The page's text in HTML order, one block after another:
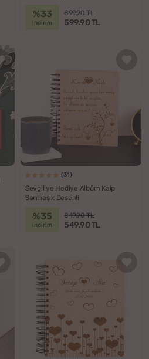
%33
indirim
899.90 TL
599.90 TL
(31)
Sevgiliye Hediye Albüm Kalp
Sarmaşık Desenli
%35
indirim
849.90 TL
549.90 TL